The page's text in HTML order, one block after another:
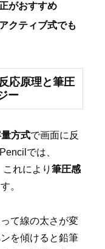
がおすすめ
クティブ式でも
応原理と筆圧
ー
方式で画面に反
では、
れにより 筆圧感
。
て線の太さが変
を傾けると鉛筆